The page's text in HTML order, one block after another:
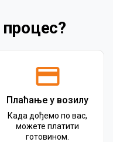
Плаћање у возилу
Када дођемо по вас,
можете платити
готовином.